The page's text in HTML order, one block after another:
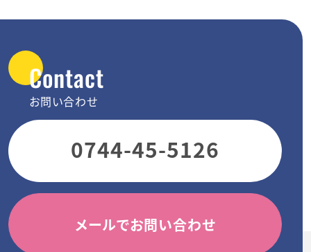
Contact
お問い合わせ
0744-45-5126
メールでお問い合わせ